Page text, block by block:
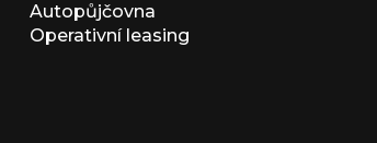
Autopůjčovna
Operativní leasing